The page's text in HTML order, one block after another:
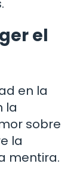
el
en la
la
sobre
la
mentira.